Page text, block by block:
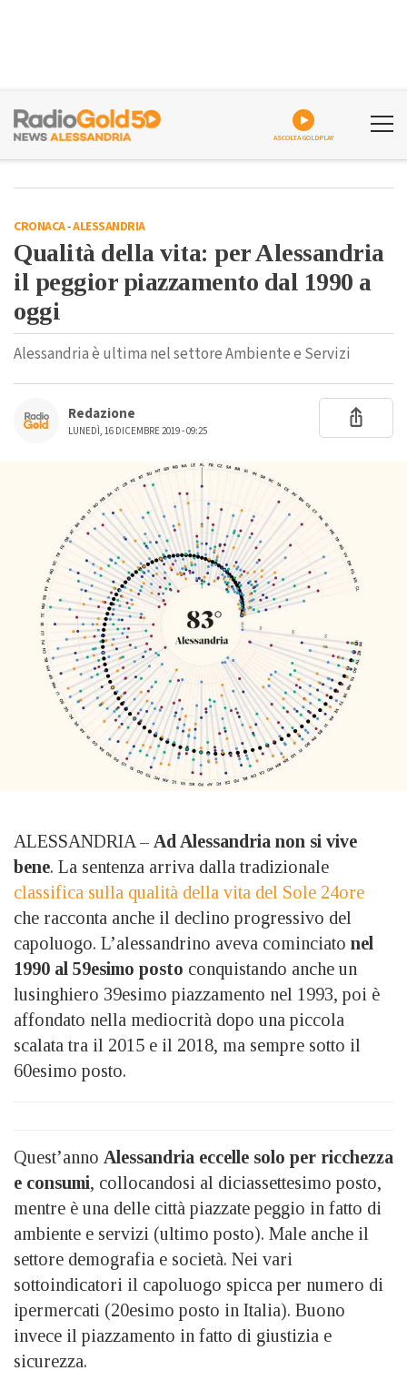
ASCOLTA GOLDPLAY
CRONACA-ALESSANDRIA
Qualità della vita: per Alessandria
il peggior piazzamento dal 1990 a
oggi
Alessandria è ultima nel settore Ambiente e Servizi
Redazione
LUNEDÌ, 16 DICEMBRE 2019 - 09:25
ALESSANDRIA – Ad Alessandria non si vive
bene. La sentenza arriva dalla tradizionale
classifica sulla qualità della vita del Sole 24ore
che racconta anche il declino progressivo del
capoluogo. L’alessandrino aveva cominciato nel
1990 al 59esimo posto conquistando anche un
lusinghiero 39esimo piazzamento nel 1993, poi è
affondato nella mediocrità dopo una piccola
scalata tra il 2015 e il 2018, ma sempre sotto il
60esimo posto.
Quest’anno Alessandria eccelle solo per ricchezza
e consumi, collocandosi al diciassettesimo posto,
mentre è una delle città piazzate peggio in fatto di
ambiente e servizi (ultimo posto). Male anche il
settore demografia e società. Nei vari
sottoindicatori il capoluogo spicca per numero di
ipermercati (20esimo posto in Italia). Buono
invece il piazzamento in fatto di giustizia e
sicurezza.